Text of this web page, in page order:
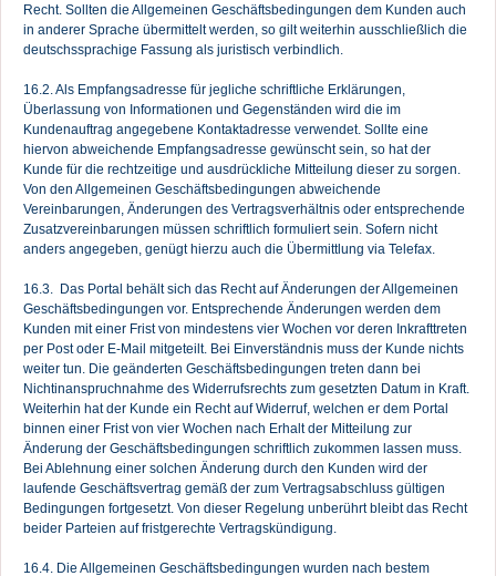
Recht. Sollten die Allgemeinen Geschäftsbedingungen dem Kunden auch
in anderer Sprache übermittelt werden, so gilt weiterhin ausschließlich die
deutschssprachige Fassung als juristisch verbindlich.
16.2. Als Empfangsadresse für jegliche schriftliche Erklärungen,
Überlassung von Informationen und Gegenständen wird die im
Kundenauftrag angegebene Kontaktadresse verwendet. Sollte eine
hiervon abweichende Empfangsadresse gewünscht sein, so hat der
Kunde für die rechtzeitige und ausdrückliche Mitteilung dieser zu sorgen.
Von den Allgemeinen Geschäftsbedingungen abweichende
Vereinbarungen, Änderungen des Vertragsverhältnis oder entsprechende
Zusatzvereinbarungen müssen schriftlich formuliert sein. Sofern nicht
anders angegeben, genügt hierzu auch die Übermittlung via Telefax.
16.3. Das Portal behält sich das Recht auf Änderungen der Allgemeinen
Geschäftsbedingungen vor. Entsprechende Änderungen werden dem
Kunden mit einer Frist von mindestens vier Wochen vor deren Inkrafttreten
per Post oder E-Mail mitgeteilt. Bei Einverständnis muss der Kunde nichts
weiter tun. Die geänderten Geschäftsbedingungen treten dann bei
Nichtinanspruchnahme des Widerrufsrechts zum gesetzten Datum in Kraft.
Weiterhin hat der Kunde ein Recht auf Widerruf, welchen er dem Portal
binnen einer Frist von vier Wochen nach Erhalt der Mitteilung zur
Änderung der Geschäftsbedingungen schriftlich zukommen lassen muss.
Bei Ablehnung einer solchen Änderung durch den Kunden wird der
laufende Geschäftsvertrag gemäß der zum Vertragsabschluss gültigen
Bedingungen fortgesetzt. Von dieser Regelung unberührt bleibt das Recht
beider Parteien auf fristgerechte Vertragskündigung.
16.4. Die Allgemeinen Geschäftsbedingungen wurden nach bestem